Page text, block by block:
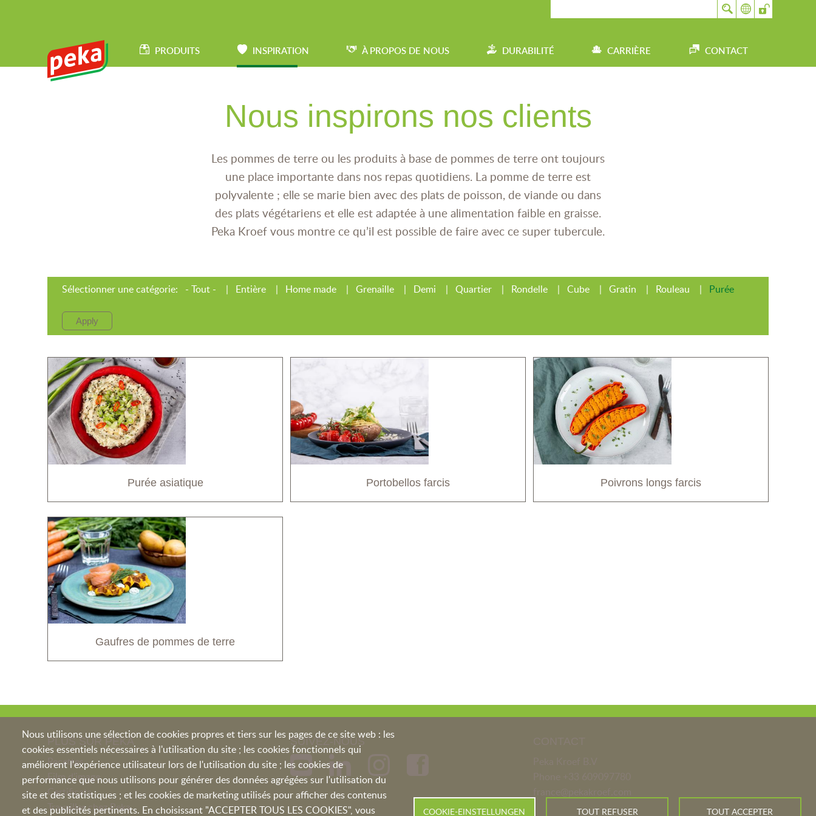
PRODUITS INSPIRATION À PROPOS DE NOUS DURABILITÉ CARRIÈRE CONTACT
Nous inspirons nos clients
Les pommes de terre ou les produits à base de pommes de terre ont toujours
une place importante dans nos repas quotidiens. La pomme de terre est
polyvalente ; elle se marie bien avec des plats de poisson, de viande ou dans
des plats végétariens et elle est adaptée à une alimentation faible en graisse.
Peka Kroef vous montre ce qu’il est possible de faire avec ce super tubercule.
Sélectionner une catégorie: - Tout - Entière Home made Grenaille Demi Quartier Rondelle Cube Gratin Rouleau Purée
Purée asiatique Portobellos farcis Poivrons longs farcis
Gaufres de pommes de terre
Nous utilisons une sélection de cookies propres et tiers sur les pages de ce site web : les
cookies essentiels nécessaires à l'utilisation du site ; les cookies fonctionnels qui
améliorent l'expérience utilisateur lors de l'utilisation du site ; les cookies de
performance que nous utilisons pour générer des données agrégées sur l'utilisation du
site et des statistiques ; et les cookies de marketing utilisés pour afficher des contenus
et des publicités pertinents. En choisissant "ACCEPTER TOUS LES COOKIES", vous
COOKIE-EINSTELLUNGEN TOUT REFUSER TOUT ACCEPTER
PLUS SUR PEKA
Recettes
Film d'image
Certificats
Travailler chez Peka
SUIVEZ-NOUS